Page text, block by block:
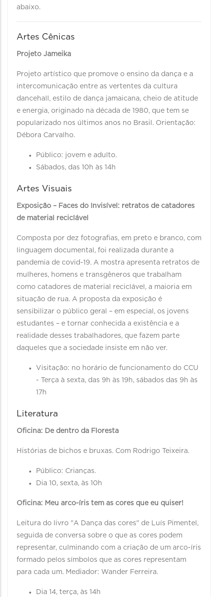
abaixo.
Artes Cênicas
Projeto Jameika
Projeto artístico que promove o ensino da dança e a
intercomunicação entre as vertentes da cultura
dancehall, estilo de dança jamaicana, cheio de atitude
e energia, originado na década de 1980, que tem se
popularizado nos últimos anos no Brasil. Orientação:
Débora Carvalho.
Público: jovem e adulto.
Sábados, das 10h às 14h
Artes Visuais
Exposição – Faces do Invisível: retratos de catadores
de material reciclável
Composta por dez fotografias, em preto e branco, com
linguagem documental, foi realizada durante a
pandemia de covid-19. A mostra apresenta retratos de
mulheres, homens e transgêneros que trabalham
como catadores de material reciclável, a maioria em
situação de rua. A proposta da exposição é
sensibilizar o público geral – em especial, os jovens
estudantes – e tornar conhecida a existência e a
realidade desses trabalhadores, que fazem parte
daqueles que a sociedade insiste em não ver.
Visitação: no horário de funcionamento do CCU
- Terça à sexta, das 9h às 19h, sábados das 9h às
17h
Literatura
Oficina: De dentro da Floresta
Histórias de bichos e bruxas. Com Rodrigo Teixeira.
Público: Crianças.
Dia 10, sexta, às 10h
Oficina: Meu arco-íris tem as cores que eu quiser!
Leitura do livro "A Dança das cores" de Luís Pimentel,
seguida de conversa sobre o que as cores podem
representar, culminando com a criação de um arco-íris
formado pelos símbolos que as cores representam
para cada um. Mediador: Wander Ferreira.
Dia 14, terça, às 14h